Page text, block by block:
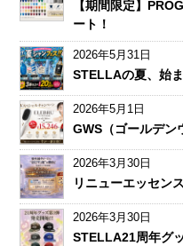
【期間限定】
ート！
2026年5月31日
STELLAの夏、始ま
2026年5月1日
GWS（ゴールデン
2026年3月30日
リニューエッセン
2026年3月30日
STELLA21周年グ